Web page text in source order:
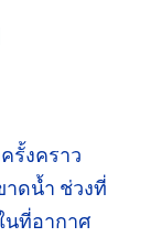
ครั้งคราว
ดน้ำ ช่วงที่
นที่อากาศ